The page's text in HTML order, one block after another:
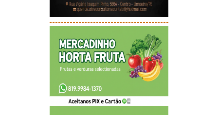
-----------------------------------------